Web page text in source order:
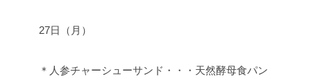
27日（月）
＊人参チャーシューサンド・・・天然酵母食パン